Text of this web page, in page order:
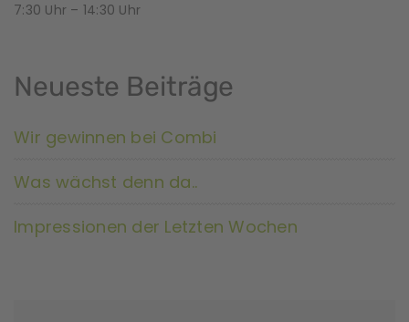
7:30 Uhr – 14:30 Uhr
Neueste Beiträge
Wir gewinnen bei Combi
Was wächst denn da..
Impressionen der Letzten Wochen